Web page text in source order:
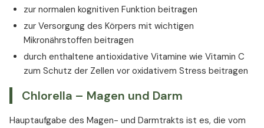
zur normalen kognitiven Funktion beitragen
zur Versorgung des Körpers mit wichtigen
Mikronährstoffen beitragen
durch enthaltene antioxidative Vitamine wie Vitamin C
zum Schutz der Zellen vor oxidativem Stress beitragen
Chlorella – Magen und Darm
Hauptaufgabe des Magen- und Darmtrakts ist es, die vom